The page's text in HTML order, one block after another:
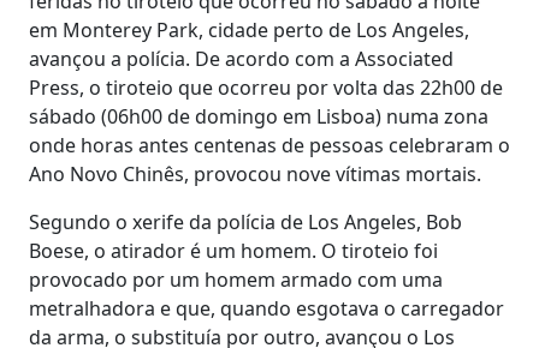
em Monterey Park, cidade perto de Los Angeles,
avançou a polícia. De acordo com a Associated
Press, o tiroteio que ocorreu por volta das 22h00 de
sábado (06h00 de domingo em Lisboa) numa zona
onde horas antes centenas de pessoas celebraram o
Ano Novo Chinês, provocou nove vítimas mortais.
Segundo o xerife da polícia de Los Angeles, Bob
Boese, o atirador é um homem. O tiroteio foi
provocado por um homem armado com uma
metralhadora e que, quando esgotava o carregador
da arma, o substituía por outro, avançou o Los